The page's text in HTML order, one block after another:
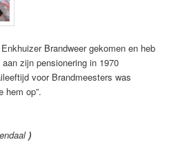
Brandweer gekomen en heb
zijn pensionering in 1970
voor Brandmeesters was
hem op”.
)